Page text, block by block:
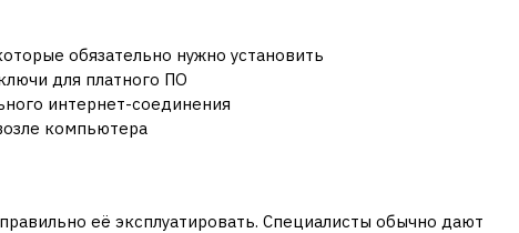
обязательно нужно установить
для платного ПО
интернет-соединения
компьютера
её эксплуатировать. Специалисты обычно дают